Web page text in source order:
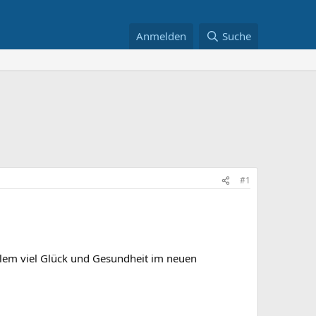
Anmelden Suche
#1
viel Glück und Gesundheit im neuen